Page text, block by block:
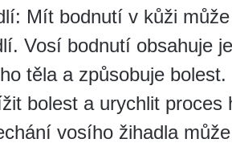
Mít bodnutí v kůži
Vosí bodnutí obsahuje
těla a způsobuje
bolest a urychlit proces
vosího žihadla